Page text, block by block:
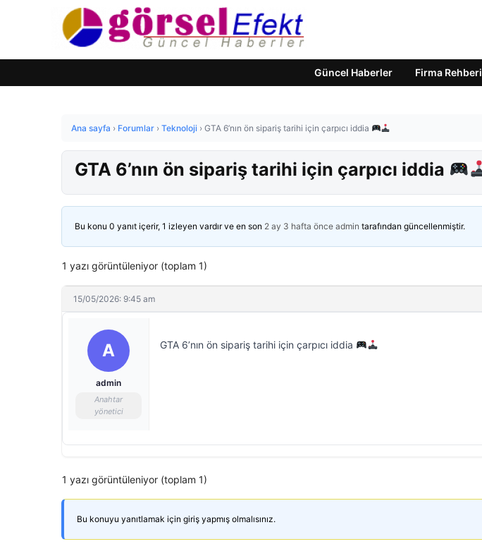
Güncel Haberler Firma Rehberi
Ana sayfa › Forumlar › Teknoloji › GTA 6’nın ön sipariş tarihi için çarpıcı iddia
GTA 6’nın ön sipariş tarihi için çarpıcı iddia
Bu konu 0 yanıt içerir, 1 izleyen vardır ve en son 2 ay 3 hafta önce admin tarafından güncellenmiştir.
1 yazı görüntüleniyor (toplam 1)
15/05/2026: 9:45 am
A
admin
Anahtar
yönetici
GTA 6’nın ön sipariş tarihi için çarpıcı iddia
1 yazı görüntüleniyor (toplam 1)
Bu konuyu yanıtlamak için giriş yapmış olmalısınız.